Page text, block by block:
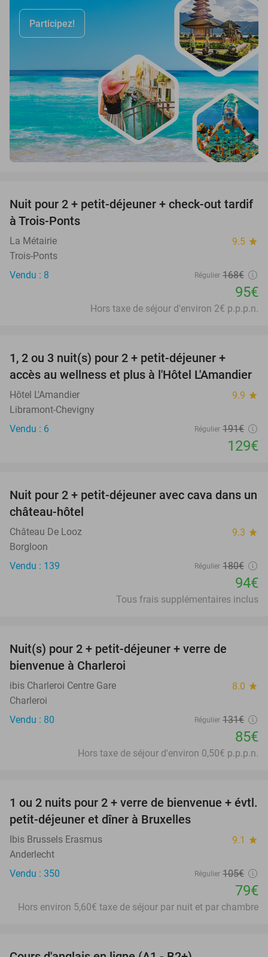
Participez!
43%
Nuit pour 2 + petit-déjeuner + check-out tardif
à Trois-Ponts
La Métairie 9.5 star
Trois-Ponts
Vendu : 8
Régulier 168€
95€
Hors taxe de séjour d'environ 2€ p.p.p.n.
TODAY
1, 2 ou 3 nuit(s) pour 2 + petit-déjeuner +
accès au wellness et plus à l'Hôtel L'Amandier
Hôtel L'Amandier 9.9 star
Libramont-Chevigny
Vendu : 6
Régulier 191€
129€
48%
Nuit pour 2 + petit-déjeuner avec cava dans un
château-hôtel
Château De Looz 9.3 star
Borgloon
Vendu : 139
Régulier 180€
94€
Tous frais supplémentaires inclus
Nuit(s) pour 2 + petit-déjeuner + verre de
bienvenue à Charleroi
ibis Charleroi Centre Gare 8.0 star
Charleroi
Vendu : 80
Régulier 131€
85€
Hors taxe de séjour d'environ 0,50€ p.p.p.n.
25%
1 ou 2 nuits pour 2 + verre de bienvenue + évtl.
petit-déjeuner et dîner à Bruxelles
Ibis Brussels Erasmus 9.1 star
Anderlecht
Vendu : 350
Régulier 105€
79€
Hors environ 5,60€ taxe de séjour par nuit et par chambre